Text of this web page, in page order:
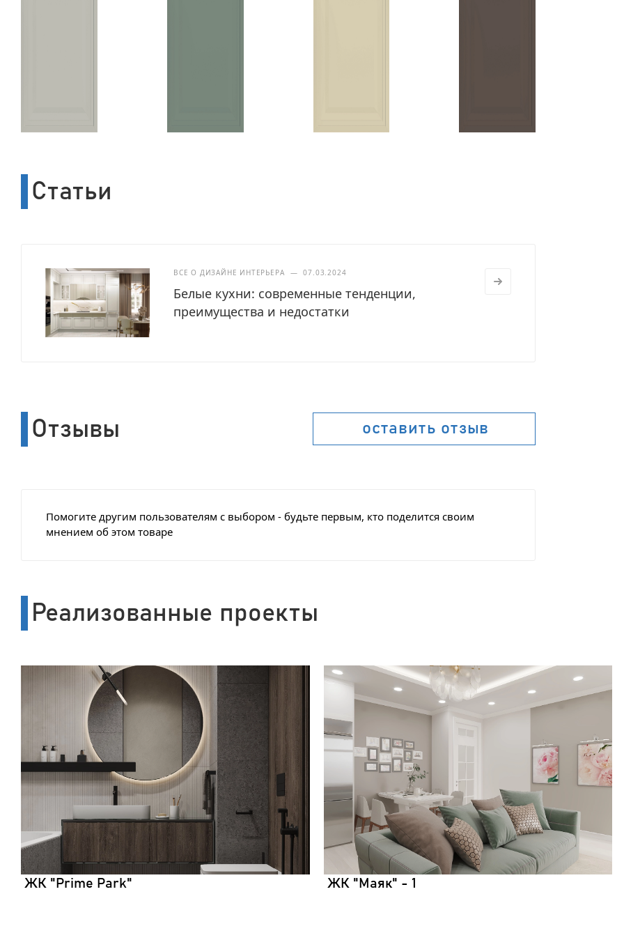
Статьи
ВСЕ О ДИЗАЙНЕ ИНТЕРЬЕРА — 07.03.2024
Белые кухни: современные тенденции,
преимущества и недостатки
Отзывы оставить отзыв
Помогите другим пользователям с выбором - будьте первым, кто поделится своим
мнением об этом товаре
Реализованные проекты
ЖК "Prime Park" ЖК "Маяк" - 1